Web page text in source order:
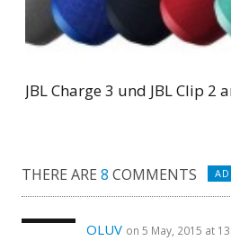
JBL Charge 3 und JBL Clip 2
THERE ARE 8 COMMENTS
OLUV on 5 May, 2015 at